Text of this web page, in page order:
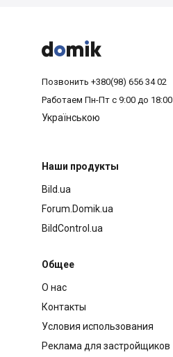



Позвонить +380(98) 656 34 02
Работаем Пн-Пт с 9:00 до 18:00
Українською
Наши продукты
Bild.ua
Forum.Domik.ua
BildControl.ua
Общее
О нас
Контакты
Условия использования
Реклама для застройщиков